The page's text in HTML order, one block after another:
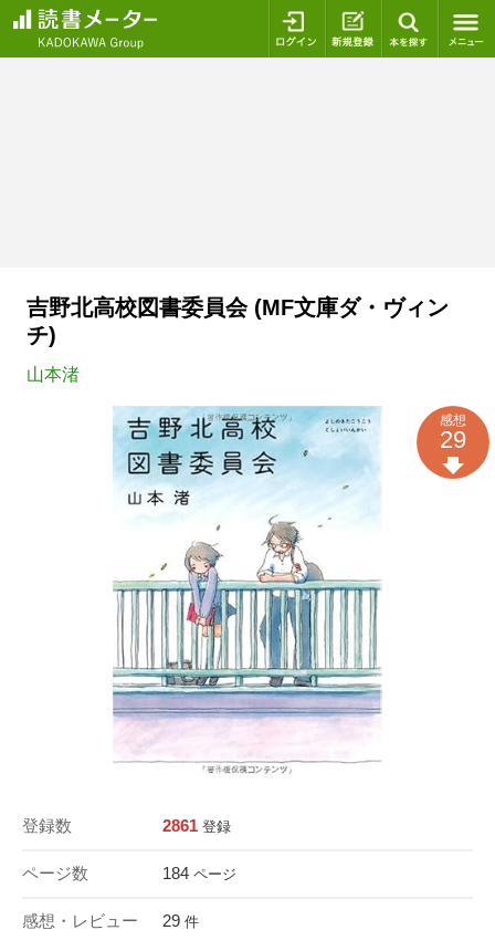
ログイン 新規登録
吉野北高校図書委員会 (MF文庫ダ・ヴィン
チ)
山本渚
登録数 2861 登録
ページ数 184 ページ
感想・レビュー 29 件
感想
29